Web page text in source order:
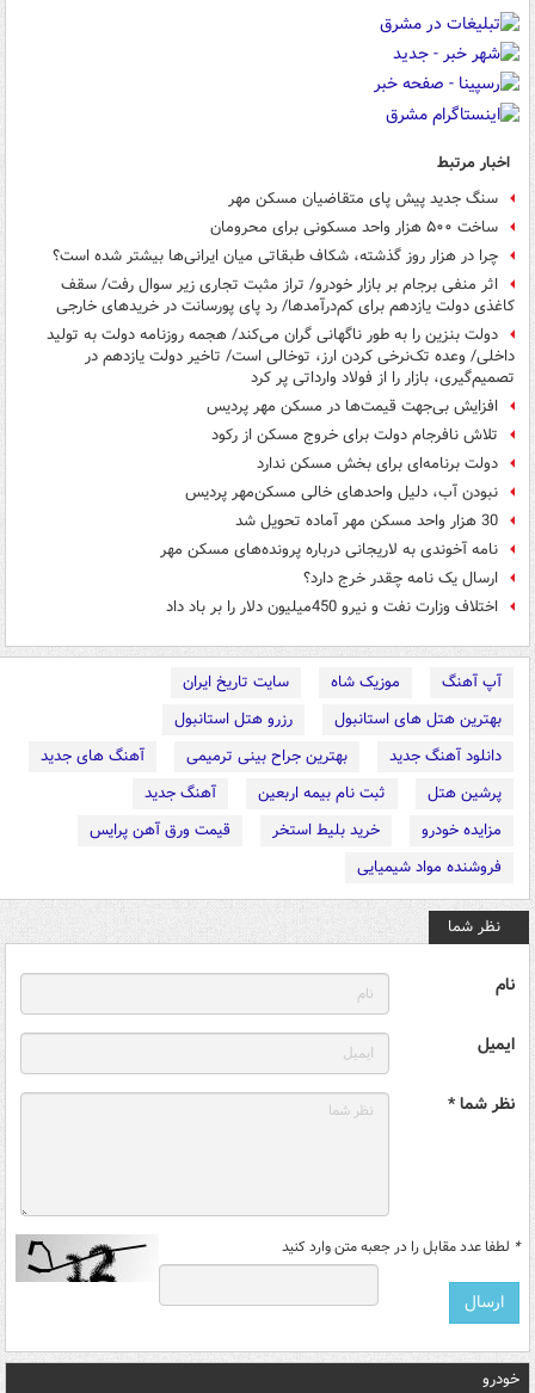
اخبار مرتبط
سنگ جدید پیش‌ پای متقاضیان مسکن مهر
ساخت ۵۰۰ هزار واحد مسکونی برای محرومان
چرا در هزار روز گذشته، شکاف طبقاتی میان ایرانی‌ها بیشتر شده است؟
اثر منفی برجام بر بازار خودرو/ تراز مثبت تجاری زیر سوال رفت/ سقف
کاغذی دولت یازدهم برای کم‌درآمدها/ رد پای پورسانت در خریدهای خارجی
دولت بنزین را به طور ناگهانی گران می‌کند/ هجمه روزنامه دولت به تولید
داخلی/ وعده تک‌نرخی کردن ارز، توخالی است/ تاخیر دولت یازدهم در
تصمیم‌گیری، بازار را از فولاد وارداتی پر کرد
افزایش بی‌جهت قیمت‌ها در مسکن مهر پردیس
تلاش نافرجام دولت برای خروج مسکن از رکود
دولت برنامه‌ای برای بخش مسکن ندارد
نبودن آب، دلیل واحدهای خالی مسکن‌مهر پردیس
30 هزار واحد مسکن مهر آماده تحویل شد
نامه آخوندی به لاریجانی درباره پرونده‌های مسکن مهر
ارسال یک نامه چقدر خرج دارد؟
اختلاف وزارت نفت و نیرو 450میلیون دلار را بر باد داد
آپ آهنگ موزیک شاه
سایت تاریخ ایران
بهترین هتل های استانبول
رزرو هتل استانبول
دانلود آهنگ جدید
بهترین جراح بینی ترمیمی
آهنگ های جدید
پرشین هتل
ثبت نام بیمه اربعین
آهنگ جدید
مزایده خودرو
خرید بلیط استخر
قیمت ورق آهن پرایس
فروشنده مواد شیمیایی
نظر شما
نام
ایمیل
نظر شما *
* لطفا عدد مقابل را در جعبه متن وارد کنید
خودرو